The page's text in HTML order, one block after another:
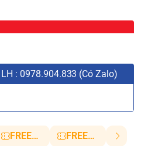
: 0978.904.833 (Có Zalo)
FREESHIP5 FREESHIP10